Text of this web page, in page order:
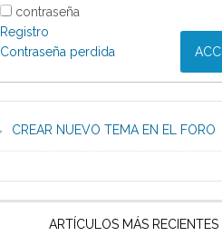
contraseña
Registro
Contraseña perdida
CREAR NUEVO TEMA EN EL FORO
ARTÍCULOS MÁS RECIENTES